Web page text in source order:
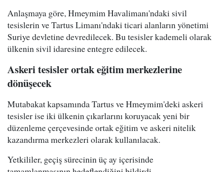
Anlaşmaya göre, Hmeymim Havalimanı'ndaki sivil
tesislerin ve Tartus Limanı'ndaki ticari alanların yönetimi
Suriye devletine devredilecek. Bu tesisler kademeli olarak
ülkenin sivil idaresine entegre edilecek.
Askeri tesisler ortak eğitim merkezlerine
dönüşecek
Mutabakat kapsamında Tartus ve Hmeymim'deki askeri
tesisler ise iki ülkenin çıkarlarını koruyacak yeni bir
düzenleme çerçevesinde ortak eğitim ve askeri nitelik
kazandırma merkezleri olarak kullanılacak.
Yetkililer, geçiş sürecinin üç ay içerisinde